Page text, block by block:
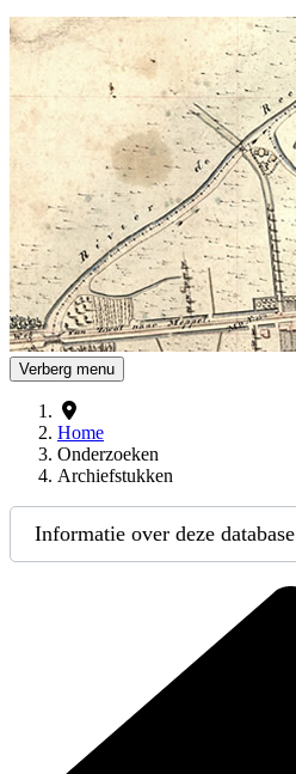
Drents Archief
Verberg menu
Home
Onderzoeken
Archiefstukken
Informatie over deze database